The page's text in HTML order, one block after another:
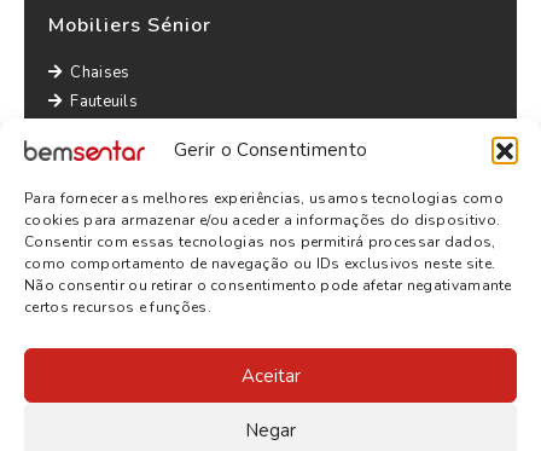
Gerir o Consentimento
Para fornecer as melhores experiências, usamos tecnologias como
cookies para armazenar e/ou aceder a informações do dispositivo.
Consentir com essas tecnologias nos permitirá processar dados,
como comportamento de navegação ou IDs exclusivos neste site.
Não consentir ou retirar o consentimento pode afetar negativamante
certos recursos e funções.
Aceitar
Negar
Mobiliers Sénior
Chaises
Fauteuils
Tables
Autres informations
Politique de Confidentialité
Termes et conditions